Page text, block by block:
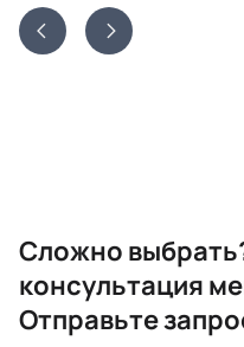
Сложно
консультация
Отправьте